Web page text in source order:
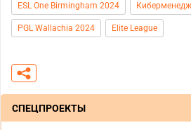
ESL One Birmingham 2024
PGL Wallachia 2024 Elite League
СПЕЦПРОЕКТЫ